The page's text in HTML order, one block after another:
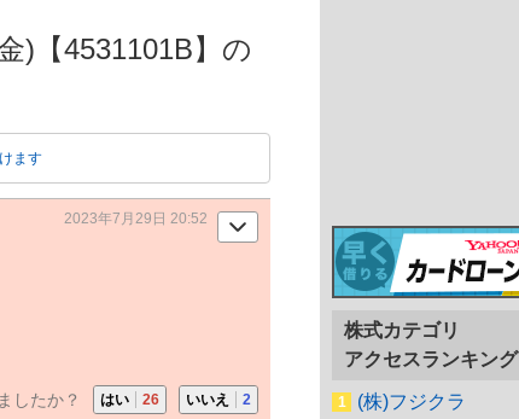
)【4531101B】の
ます
2023年7月29日 20:52
したか？ はい 26 いいえ 2
株式カテゴリ
アクセスランキング
(株)フジクラ